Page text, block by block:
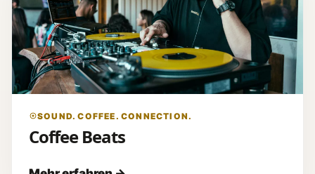
SOUND. COFFEE. CONNECTION.
Coffee Beats